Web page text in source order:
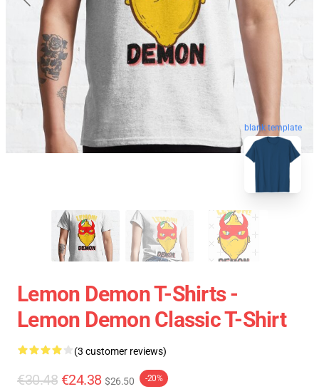
blank template
Lemon Demon T-Shirts -
Lemon Demon Classic T-Shirt
(3 customer reviews)
€30.48 €24.38 $26.50 -20%